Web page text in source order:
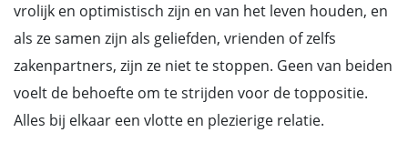
vrolijk en optimistisch zijn en van het leven houden, en
als ze samen zijn als geliefden, vrienden of zelfs
zakenpartners, zijn ze niet te stoppen. Geen van beiden
voelt de behoefte om te strijden voor de toppositie.
Alles bij elkaar een vlotte en plezierige relatie.